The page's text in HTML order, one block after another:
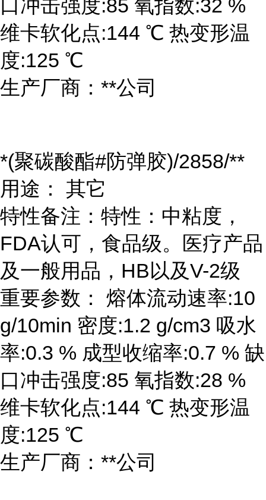
口冲击强度:85 氧指数:32 %
维卡软化点:144 ℃ 热变形温
度:125 ℃
生产厂商：**公司
*(聚碳酸酯#防弹胶)/2858/**
用途： 其它
特性备注：特性：中粘度，
FDA认可，食品级。医疗产品
及一般用品，HB以及V-2级
重要参数： 熔体流动速率:10
g/10min 密度:1.2 g/cm3 吸水
率:0.3 % 成型收缩率:0.7 % 缺
口冲击强度:85 氧指数:28 %
维卡软化点:144 ℃ 热变形温
度:125 ℃
生产厂商：**公司